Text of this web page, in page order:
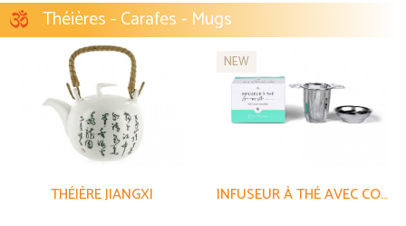
Théières - Carafes - Mugs
THÉIÈRE JIANGXI
NEW
INFUSEUR À THÉ AVEC COUVERCLE